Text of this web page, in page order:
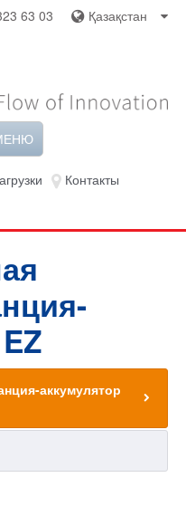
Қазақстан
63 03
Контакты
аккумулятор